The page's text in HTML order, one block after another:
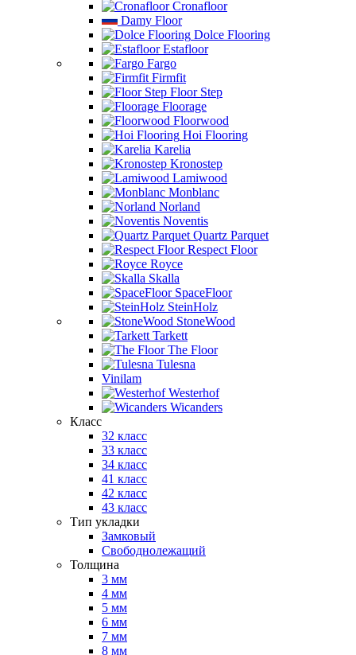
Cronafloor
Damy Floor
Dolce Flooring
Estafloor
Fargo
Firmfit
Floor Step
Floorage
Floorwood
Hoi Flooring
Karelia
Kronostep
Lamiwood
Monblanc
Norland
Noventis
Quartz Parquet
Respect Floor
Royce
Skalla
SpaceFloor
SteinHolz
StoneWood
Tarkett
The Floor
Tulesna
Vinilam
Westerhof
Wicanders
Класс
32 класс
33 класс
34 класс
41 класс
42 класс
43 класс
Тип укладки
Замковый
Свободнолежащий
Толщина
3 мм
4 мм
5 мм
6 мм
7 мм
8 мм